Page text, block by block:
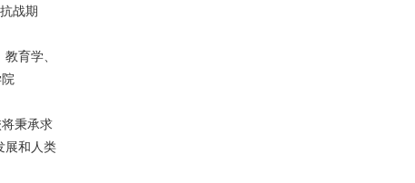
章
证
战期
育学、
秉承求
展和人类